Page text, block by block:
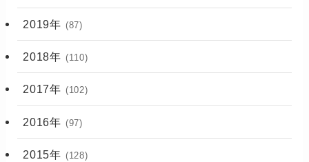
2019年 (87)
2018年 (110)
2017年 (102)
2016年 (97)
2015年 (128)